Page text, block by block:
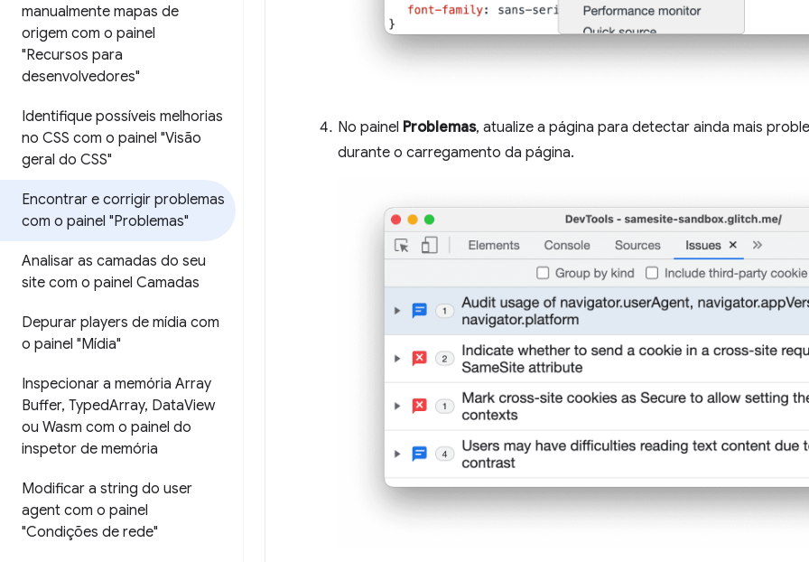
manualmente mapas de
origem com o painel
"Recursos para
desenvolvedores"
Identifique possíveis melhorias
no CSS com o painel "Visão
geral do CSS"
Encontrar e corrigir problemas
com o painel "Problemas"
Analisar as camadas do seu
site com o painel Camadas
Depurar players de mídia com
o painel "Mídia"
Inspecionar a memória Array
Buffer, TypedArray, DataView
ou Wasm com o painel do
inspetor de memória
Modificar a string do user
agent com o painel
"Condições de rede"
No painel Problemas, atualize a página para detectar ainda mais
durante o carregamento da página.